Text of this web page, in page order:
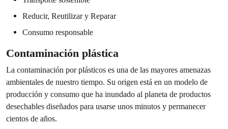
Reducir, Reutilizar y Reparar
Consumo responsable
Contaminación plástica
La contaminación por plásticos es una de las mayores amenazas
ambientales de nuestro tiempo. Su origen está en un modelo de
producción y consumo que ha inundado al planeta de productos
desechables diseñados para usarse unos minutos y permanecer
cientos de años.